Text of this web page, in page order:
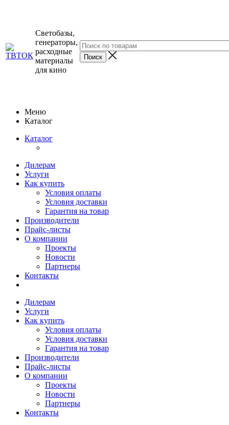
Светобазы,
генераторы,
расходные
материалы
для кино
Меню
Каталог
Каталог
Дилерам
Услуги
Как купить
Условия оплаты
Условия доставки
Гарантия на товар
Производители
Прайс-листы
О компании
Проекты
Новости
Партнеры
Контакты
Дилерам
Услуги
Как купить
Условия оплаты
Условия доставки
Гарантия на товар
Производители
Прайс-листы
О компании
Проекты
Новости
Партнеры
Контакты